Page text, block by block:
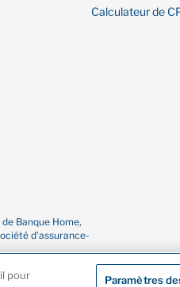
Calculateur de
Banque Home,
d’assurance-
pour
Paramètres